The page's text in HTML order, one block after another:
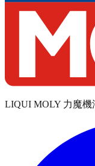
LIQUI MOLY 力魔機